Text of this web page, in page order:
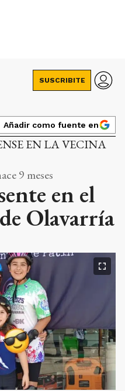
SUSCRIBITE
Añadir como fuente en
EN LA VECINA
9 meses
en el
Olavarría